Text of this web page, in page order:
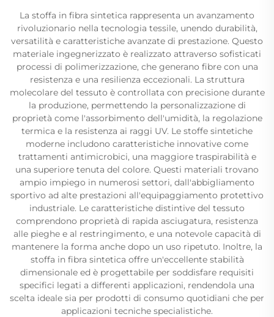
La stoffa in fibra sintetica rappresenta un avanzamento
rivoluzionario nella tecnologia tessile, unendo durabilità,
versatilità e caratteristiche avanzate di prestazione. Questo
materiale ingegnerizzato è realizzato attraverso sofisticati
processi di polimerizzazione, che generano fibre con una
resistenza e una resilienza eccezionali. La struttura
molecolare del tessuto è controllata con precisione durante
la produzione, permettendo la personalizzazione di
proprietà come l'assorbimento dell'umidità, la regolazione
termica e la resistenza ai raggi UV. Le stoffe sintetiche
moderne includono caratteristiche innovative come
trattamenti antimicrobici, una maggiore traspirabilità e
una superiore tenuta del colore. Questi materiali trovano
ampio impiego in numerosi settori, dall'abbigliamento
sportivo ad alte prestazioni all'equipaggiamento protettivo
industriale. Le caratteristiche distintive del tessuto
comprendono proprietà di rapida asciugatura, resistenza
alle pieghe e al restringimento, e una notevole capacità di
mantenere la forma anche dopo un uso ripetuto. Inoltre, la
stoffa in fibra sintetica offre un'eccellente stabilità
dimensionale ed è progettabile per soddisfare requisiti
specifici legati a differenti applicazioni, rendendola una
scelta ideale sia per prodotti di consumo quotidiani che per
applicazioni tecniche specialistiche.